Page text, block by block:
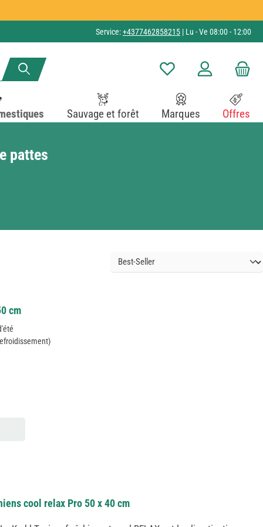
Service:+4377462858215 | Lu - Ve 08:00 - 12:00
Vous avez 0 articles dans
Sauvage et forêt Marques Offres
pattes
cm
cool relax Pro 50 x 40 cm